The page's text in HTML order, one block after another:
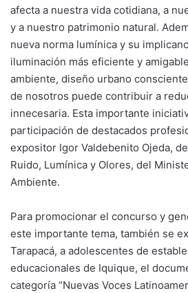
afecta a nuestra vida cotidiana, a
y a nuestro patrimonio natural.
nueva norma lumínica y su
iluminación más eficiente y
ambiente, diseño urbano
de nosotros puede contribuir a
innecesaria. Esta importante
participación de destacados
expositor Igor Valdebenito Ojeda,
Ruido, Lumínica y Olores, del
Ambiente.
Para promocionar el concurso y
este importante tema, también se
Tarapacá, a adolescentes de
educacionales de Iquique, el
categoría “Nuevas Voces